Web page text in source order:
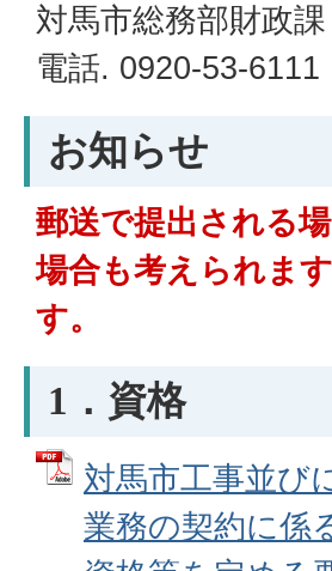
対馬市総務部財政課
電話. 0920-53-6111
お知らせ
郵送で提出される
場合も考えられま
す。
1．資格
対馬市工事並び
業務の契約に係